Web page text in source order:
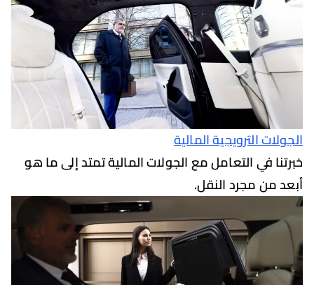
الترويجية المالية
في التعامل مع الجولات المالية تمتد إلى ما هو
مجرد النقل.